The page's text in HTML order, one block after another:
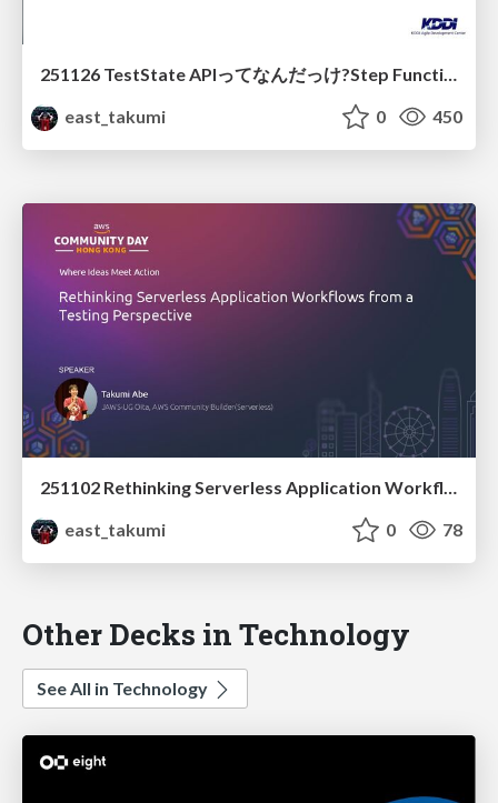
251126 TestState APIってなんだっけ?Step Functionsテストどう変わる?
east_takumi
0 450
251102 Rethinking Serverless Application Workflows from a Testing Perspective
east_takumi
0 78
Other Decks in Technology
See All in Technology